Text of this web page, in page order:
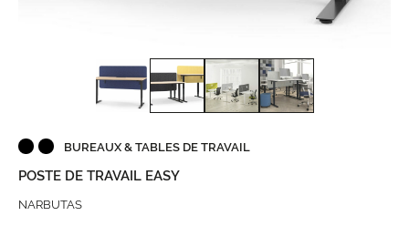
BUREAUX & TABLES DE TRAVAIL
POSTE DE TRAVAIL EASY
NARBUTAS